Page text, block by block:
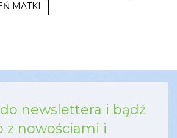
MATKI
newslettera i bądź
z nowościami i